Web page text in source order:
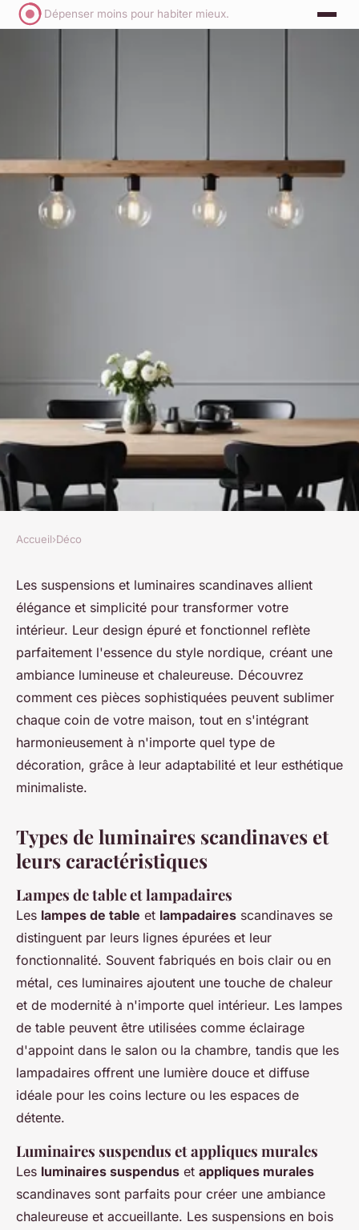
Dépenser moins pour habiter mieux.
Suspension et luminaire au
style scandinave : Élégance et
simplicité
Louise•27 juillet 2024• 4 min de lecture
Accueil›Déco
Les suspensions et luminaires scandinaves allient
élégance et simplicité pour transformer votre
intérieur. Leur design épuré et fonctionnel reflète
parfaitement l'essence du style nordique, créant une
ambiance lumineuse et chaleureuse. Découvrez
comment ces pièces sophistiquées peuvent sublimer
chaque coin de votre maison, tout en s'intégrant
harmonieusement à n'importe quel type de
décoration, grâce à leur adaptabilité et leur esthétique
minimaliste.
Types de luminaires scandinaves et
leurs caractéristiques
Lampes de table et lampadaires
Les lampes de table et lampadaires scandinaves se
distinguent par leurs lignes épurées et leur
fonctionnalité. Souvent fabriqués en bois clair ou en
métal, ces luminaires ajoutent une touche de chaleur
et de modernité à n'importe quel intérieur. Les lampes
de table peuvent être utilisées comme éclairage
d'appoint dans le salon ou la chambre, tandis que les
lampadaires offrent une lumière douce et diffuse
idéale pour les coins lecture ou les espaces de
détente.
Luminaires suspendus et appliques murales
Les luminaires suspendus et appliques murales
scandinaves sont parfaits pour créer une ambiance
chaleureuse et accueillante. Les suspensions en bois